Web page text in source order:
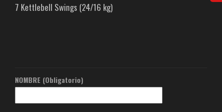
7 Kettlebell Swings (24/16 kg)
NOMBRE (Obligatorio)